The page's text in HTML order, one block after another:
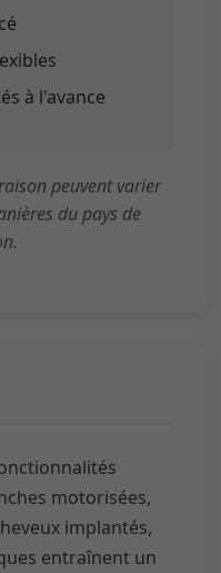
à l'avance
peuvent varier
du pays de
motorisées,
implantés,
entraînent un